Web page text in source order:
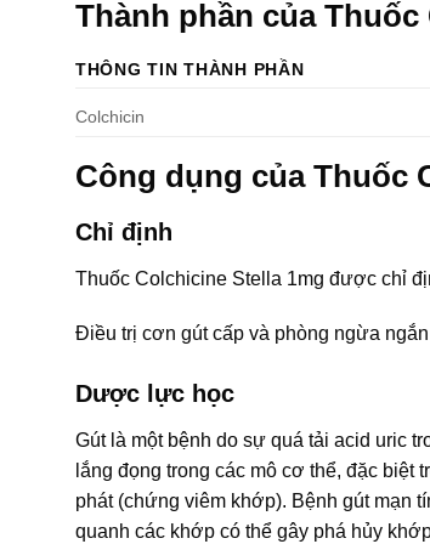
Thành phần của
THÔNG TIN THÀNH PHẦN
Colchicin
Công dụng của Thuốc
Chỉ định
Thuốc Colchicine Stella 1mg được chỉ
Ðiều trị cơn gút cấp và phòng ngừa
Dược lực học
Gút là một bệnh do sự quá tải acid uric
lắng đọng trong các mô cơ thể, đặc
phát (chứng viêm khớp). Bệnh gút mạn
quanh các khớp có thể gây phá hủy